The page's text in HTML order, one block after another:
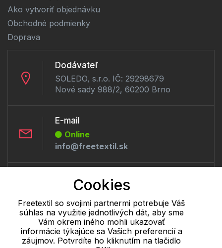
Ako vytvoriť objednávku
Obchodné podmienky
Doprava
Dodávateľ
SOLEDO, s.r.o. IČ: 29298679
Nové sady 988/2, 60200 Brno
E-mail
Online
info@freetextil.sk
Telefón:
Offline
+421 277 270 056
Cookie - podrobné nastavenie| Ďalšie informácie|Spracovanie
osobných údajov
Cookies
Freetextil so svojimi partnermi potrebuje Váš
súhlas na využitie jednotlivých dát, aby sme
Vám okrem iného mohli ukazovať
informácie týkajúce sa Vašich preferencií a
záujmov. Potvrdíte ho kliknutím na tlačidlo